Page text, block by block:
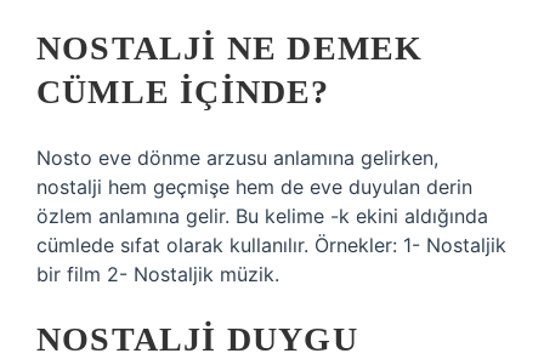
NOSTALJI NE DEMEK
CÜMLE IÇINDE?
Nosto eve dönme arzusu anlamına gelirken,
nostalji hem geçmişe hem de eve duyulan derin
özlem anlamına gelir. Bu kelime -k ekini aldığında
cümlede sıfat olarak kullanılır. Örnekler: 1- Nostaljik
bir film 2- Nostaljik müzik.
NOSTALJI DUYGU